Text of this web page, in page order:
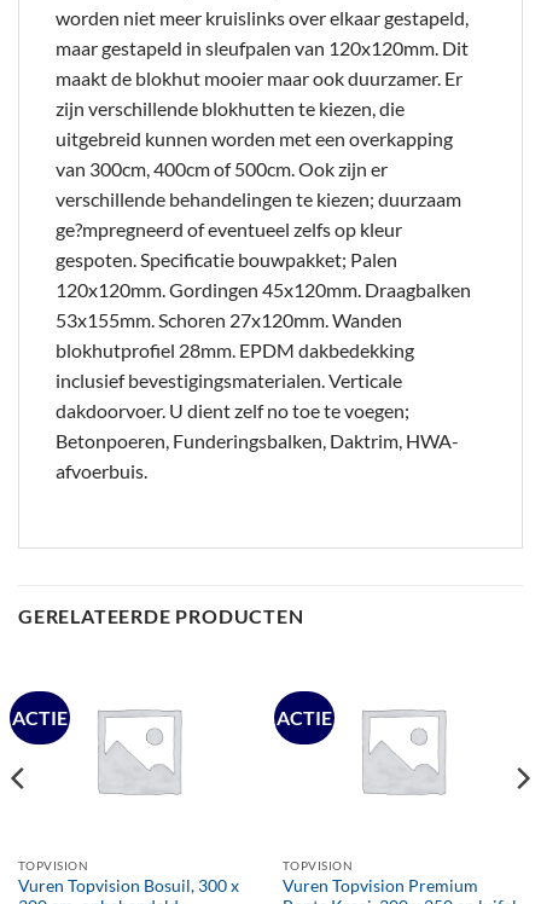
worden niet meer kruislinks over elkaar gestapeld,
maar gestapeld in sleufpalen van 120x120mm. Dit
maakt de blokhut mooier maar ook duurzamer. Er
zijn verschillende blokhutten te kiezen, die
uitgebreid kunnen worden met een overkapping
van 300cm, 400cm of 500cm. Ook zijn er
verschillende behandelingen te kiezen; duurzaam
ge?mpregneerd of eventueel zelfs op kleur
gespoten. Specificatie bouwpakket; Palen
120x120mm. Gordingen 45x120mm. Draagbalken
53x155mm. Schoren 27x120mm. Wanden
blokhutprofiel 28mm. EPDM dakbedekking
inclusief bevestigingsmaterialen. Verticale
dakdoorvoer. U dient zelf no toe te voegen;
Betonpoeren, Funderingsbalken, Daktrim, HWA-
afvoerbuis.
GERELATEERDE PRODUCTEN
ACTIE
TOPVISION
Vuren Topvision Bosuil, 300 x
ACTIE
TOPVISION
Vuren Topvision Premium